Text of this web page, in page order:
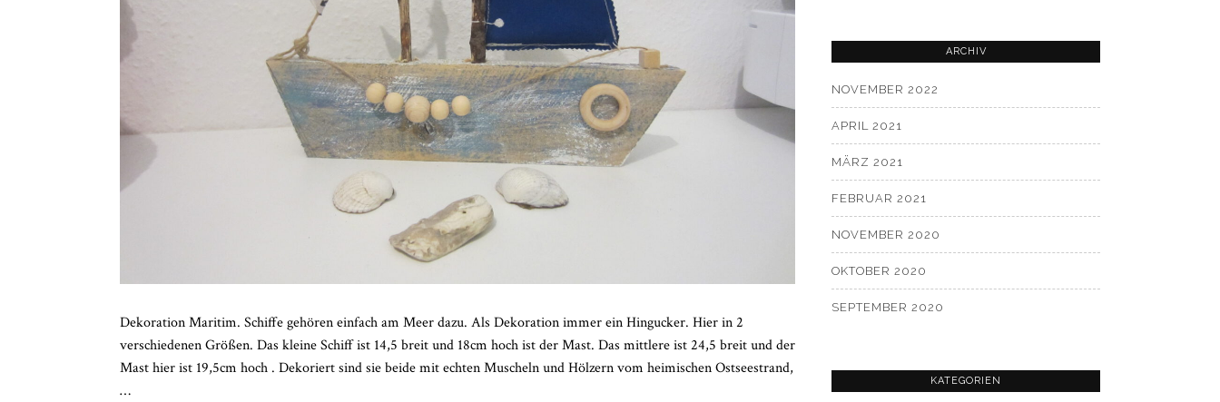
Dekoration Maritim. Schiffe gehören einfach am Meer dazu. Als Dekoration immer ein Hingucker. Hier in 2
verschiedenen Größen. Das kleine Schiff ist 14,5 breit und 18cm hoch ist der Mast. Das mittlere ist 24,5 breit und der
Mast hier ist 19,5cm hoch . Dekoriert sind sie beide mit echten Muscheln und Hölzern vom heimischen Ostseestrand,
…
ARCHIV
NOVEMBER 2022
APRIL 2021
MÄRZ 2021
FEBRUAR 2021
NOVEMBER 2020
OKTOBER 2020
SEPTEMBER 2020
KATEGORIEN